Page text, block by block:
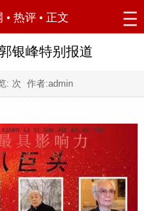
• 热评 • 正文
银峰特别报道
: 次 作者:admin